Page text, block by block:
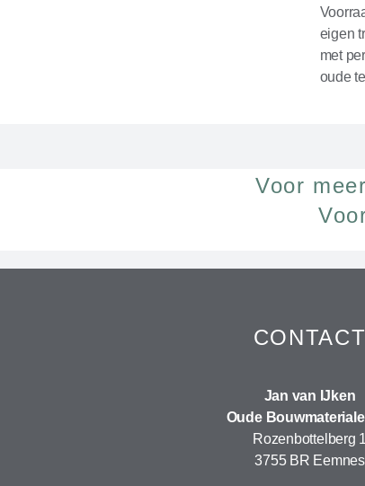
eigen
met
oude
Voor
CONTACT
Jan van IJken
Oude
Rozenbottelberg 1
3755 BR Eemnes